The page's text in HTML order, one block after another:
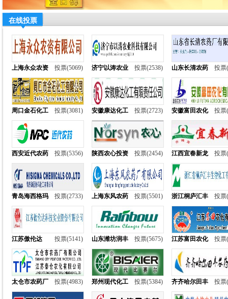
在线投票
上海永众农资 投票(5069) 济宁以涛农业 投票(2538) 山东长清农药 投票
周口金石化工 投票(3081) 安徽康达化工 投票(2723) 安徽富田农化 投票
西安近代农药 投票(5356) 陕西农心投资 投票(2454) 江西宜春新龙 投票
青岛海西格玛 投票(2733) 上海东风农药 投票(5501) 浙江桐庐汇丰 投票
江苏傲伦达 投票(5141) 山东潍坊润丰 投票(5675) 江苏富田农化 投票
太仓市农药厂 投票(4983) 郑州现代化工 投票(5384) 齐齐哈尔田丰 投票